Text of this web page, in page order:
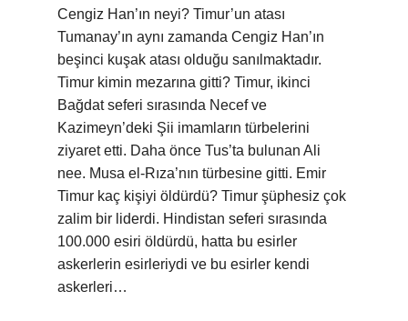
Cengiz Han’ın neyi? Timur’un atası
Tumanay’ın aynı zamanda Cengiz Han’ın
beşinci kuşak atası olduğu sanılmaktadır.
Timur kimin mezarına gitti? Timur, ikinci
Bağdat seferi sırasında Necef ve
Kazimeyn’deki Şii imamların türbelerini
ziyaret etti. Daha önce Tus’ta bulunan Ali
nee. Musa el-Rıza’nın türbesine gitti. Emir
Timur kaç kişiyi öldürdü? Timur şüphesiz çok
zalim bir liderdi. Hindistan seferi sırasında
100.000 esiri öldürdü, hatta bu esirler
askerlerin esirleriydi ve bu esirler kendi
askerleri…